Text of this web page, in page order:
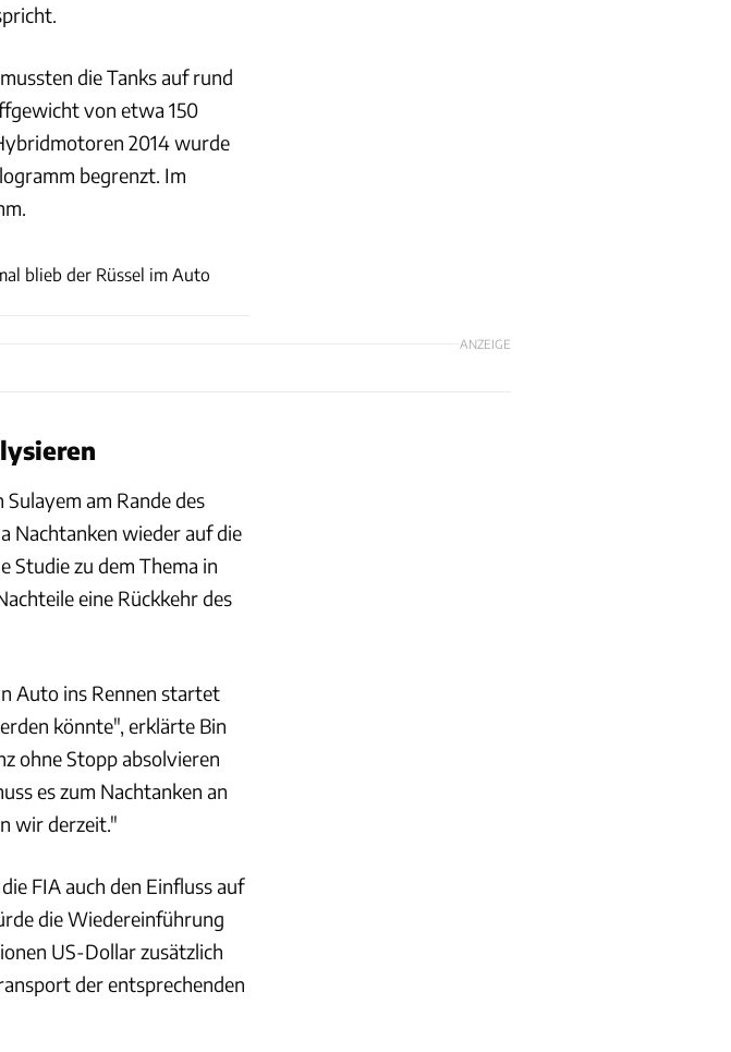
die Tanks auf rund
von etwa 150
2014 wurde
begrenzt. Im
blieb der Rüssel im Auto
ANZEIGE
am Rande des
Nachtanken wieder auf die
Studie zu dem Thema in
eine Rückkehr des
Auto ins Rennen startet
könnte", erklärte Bin
ohne Stopp absolvieren
es zum Nachtanken an
wir derzeit."
FIA auch den Einfluss auf
die Wiedereinführung
US-Dollar zusätzlich
der entsprechenden